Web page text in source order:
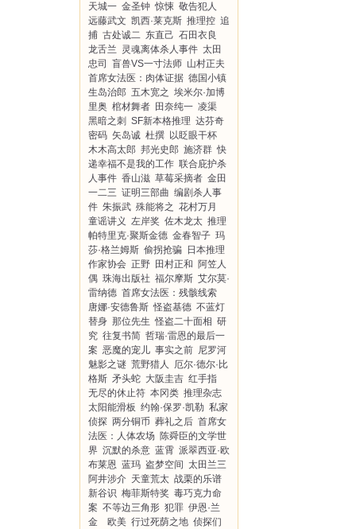
天城一 金圣钟 惊悚 敬告犯人
远藤武文 凯西·莱克斯 推理控 追
捕 古处诚二 东直己 石田衣良
龙舌兰 灵魂离体杀人事件 太田
忠司
盲兽VS一寸法师 山村正夫
首席女法医：肉体证据 德国小镇
生岛治郎 五木宽之 埃米尔·加博
里奥 棺材舞者 田奈纯一 凌渠
黑暗之刺 SF新本格推理 达芬奇
密码 矢岛诚 杜撰 以眨眼干杯
木木高太郎 邦光史郎 施济群 快
递幸福不是我的工作 联合庇护杀
人事件 香山滋 草莓采摘者 金田
一二三 证明三部曲 编剧杀人事
件 朱振武 殊能将之 花村万月
童谣讲义 左岸奖 佐木龙太 推理
帕特里克·聚斯金德 金春智子 玛
莎·格兰姆斯 偷拐抢骗 日本推理
作家协会 正野 田村正和 阿笠人
偶 珠海出版社 福尔摩斯 艾尔莫·
雷纳德 首席女法医：残骸线索
唐娜·安德鲁斯 怪盗基德 不蓝灯
替身 那位先生 怪盗二十面相 研
究 往复书简 哲瑞·雷恩的最后一
案 恶魔的宠儿 事实之前 尼罗河
魅影之谜 荒野猎人
厄尔·德尔·比
格斯 矛头蛇 大阪圭吉 红手指
无尽的休止符 本冈类 推理杂志
太阳能滑板 约翰·保罗·凯勒 私家
侦探 两分铜币 葬礼之后 首席女
法医：人体农场 陈舜臣的文学世
界 沉默的杀意 蓝霄 派翠西亚·欧
布莱恩 蓝玛 盗梦空间 太田兰三
阿井涉介 天童荒太 战栗的乐谱
新谷识 梅菲斯特奖 毒巧克力命
案 不等边三角形 犯罪 伊恩·兰
金 欧美 行过死荫之地 侦探们